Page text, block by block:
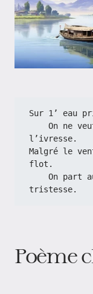
Sur 1’ eau
l’ivresse.
Malgré le
flot.
tristesse.
Poème